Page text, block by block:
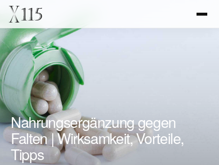
Nahrungsergänzung gegen
Falten | Wirksamkeit, Vorteile,
Tipps